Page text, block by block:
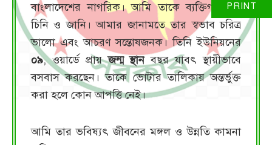
বাংলাদেশের নাগরিক। আমি তাকে ব্যক্তিগতভাবে
চিনি ও জানি। আমার জানামতে তার স্বভাব চরিত্র
ভালো এবং আচরণ সন্তোষজনক। তিনি ইউনিয়নের
০৯, ওয়ার্ডে প্রায়জন্ম স্থানবছর যাবৎ স্থায়ীভাবে
বসবাস করছেন। তাকে ভোটার তালিকায় অন্তর্ভুক্ত
করা হলে কোন আপত্তি নেই।
আমি তার ভবিষ্যৎ জীবনের মঙ্গল ও উন্নতি কামনা